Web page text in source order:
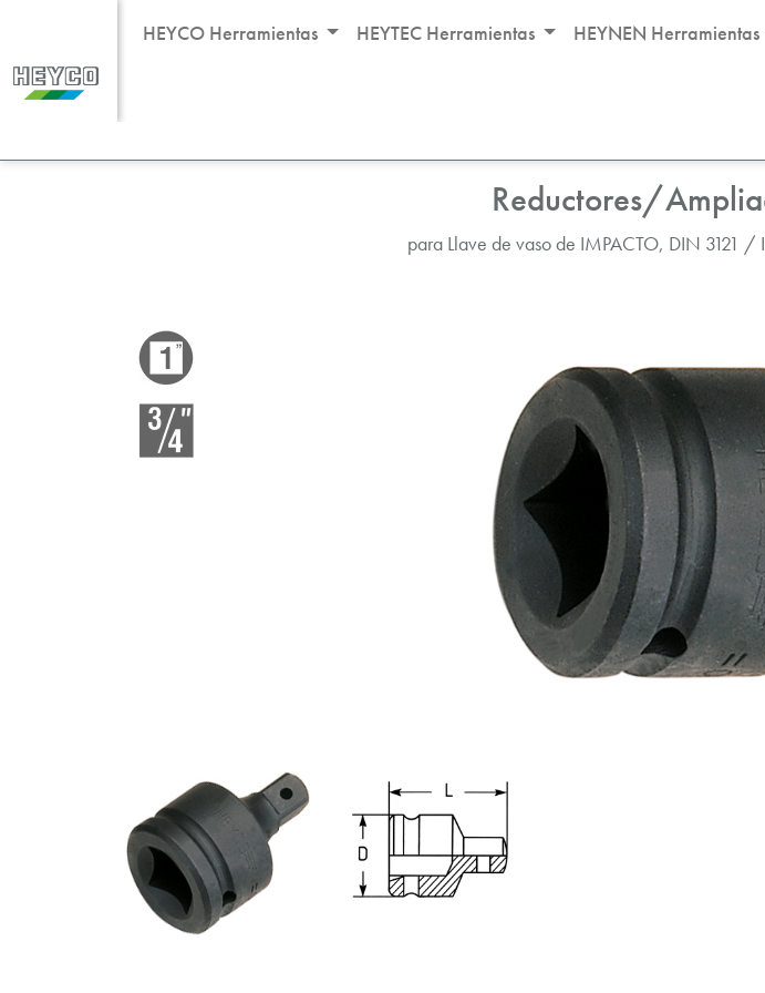
HEYCO Herramientas HEYTEC Herramientas HEYNEN Herramientas
Reductores/
para Llave de vaso de IMPACTO, DIN 3121 /